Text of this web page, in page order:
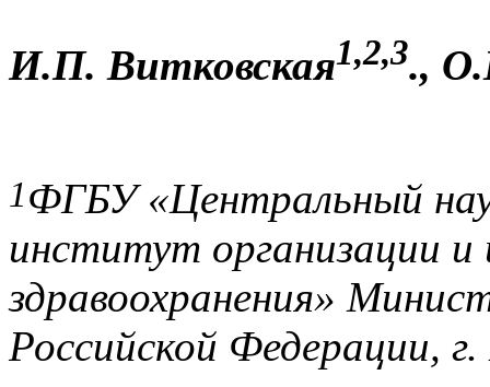
И.П. Витковская1,2,3.,
1ФГБУ «Центральный
институт организации
здравоохранения»
Российской Федерации,